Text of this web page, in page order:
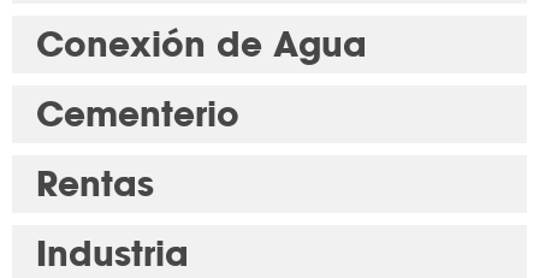
Conexión de Agua
Cementerio
Rentas
Industria